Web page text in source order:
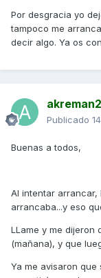
Por desgracia yo
tampoco me
decir algo. Ya os
Publicado
Buenas a todos,
Al intentar
arrancaba...y eso
LLame y me dijeron
(mañana), y que
Ya me avisaron